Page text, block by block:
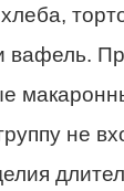
вафель.
не